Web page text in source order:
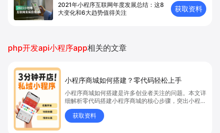
2021年小程序互联网年度发展总结：这8
大变化和6大趋势值得关注
获取资料
php开发api小程序app相关的文章
小程序商城如何搭建？零代码轻松上手
小程序商城如何搭建是许多创业者关注的问题。本文详
细解析零代码搭建小程序商城的核心步骤，突出小程序
商城、商城搭建与零代码开店优势，帮助你轻松实现商
品上架、全渠道销售及高效会员运营，快速开启线上卖
货新模式。点击获取详细操作指南！
获取资料